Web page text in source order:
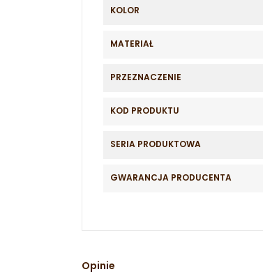
KOLOR
MATERIAŁ
PRZEZNACZENIE
KOD PRODUKTU
SERIA PRODUKTOWA
GWARANCJA PRODUCENTA
Opinie